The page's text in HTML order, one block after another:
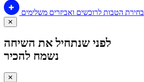
בחירת הטבות לרוכשים ואביזרים משלימים
✕
לפני שנתחיל את השיחה
נשמח להכיר
✕